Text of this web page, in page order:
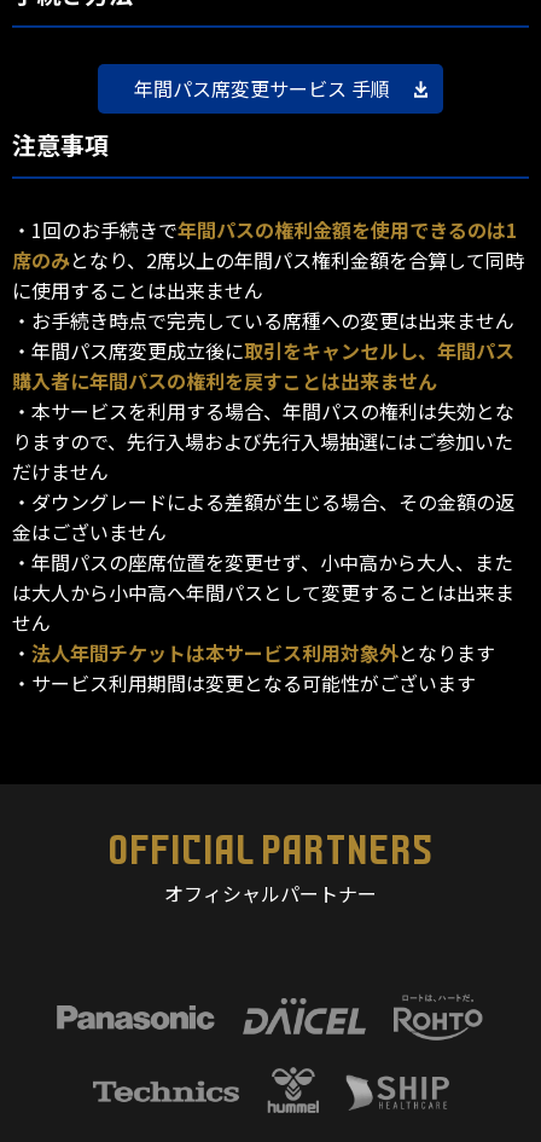
年間パス席変更サービス 手順
注意事項
・1回のお手続きで年間パスの権利金額を使用できるのは1
席のみとなり、2席以上の年間パス権利金額を合算して同時
に使用することは出来ません
・お手続き時点で完売している席種への変更は出来ません
・年間パス席変更成立後に取引をキャンセルし、年間パス
購入者に年間パスの権利を戻すことは出来ません
・本サービスを利用する場合、年間パスの権利は失効とな
りますので、先行入場および先行入場抽選にはご参加いた
だけません
・ダウングレードによる差額が生じる場合、その金額の返
金はございません
・年間パスの座席位置を変更せず、小中高から大人、また
は大人から小中高へ年間パスとして変更することは出来ま
せん
・ 法人年間チケットは本サービス利用対象外となります
・サービス利用期間は変更となる可能性がございます
OFFICIAL PARTNERS
オフィシャルパートナー